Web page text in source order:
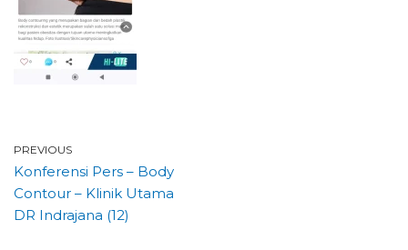
PREVIOUS
Konferensi Pers – Body
Contour – Klinik Utama
DR Indrajana (12)